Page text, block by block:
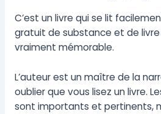
C’est un livre qui se lit
gratuit de substance et de
vraiment mémorable.
L’auteur est un maître de la
oublier que vous lisez un livre.
sont importants et pertinents,